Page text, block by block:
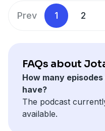
#empreendedorismo
#joeljota #kakadiniz
#resultado
#trabalho
para quem já comprou
Faça uma nova oferta,
A ordem certa reduz
gera mais lucro.
Quer vender mais,
margem do seu negócio?
📲 Siga:
@joeljota
Prev 1 2
FAQs about
How many
have?
The podcast
available.